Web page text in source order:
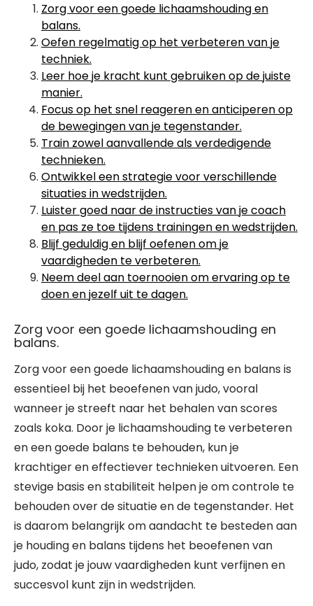
Zorg voor een goede lichaamshouding en
balans.
Oefen regelmatig op het verbeteren van je
techniek.
Leer hoe je kracht kunt gebruiken op de juiste
manier.
Focus op het snel reageren en anticiperen op
de bewegingen van je tegenstander.
Train zowel aanvallende als verdedigende
technieken.
Ontwikkel een strategie voor verschillende
situaties in wedstrijden.
Luister goed naar de instructies van je coach
en pas ze toe tijdens trainingen en wedstrijden.
Blijf geduldig en blijf oefenen om je
vaardigheden te verbeteren.
Neem deel aan toernooien om ervaring op te
doen en jezelf uit te dagen.
Zorg voor een goede lichaamshouding en
balans.
Zorg voor een goede lichaamshouding en balans is
essentieel bij het beoefenen van judo, vooral
wanneer je streeft naar het behalen van scores
zoals koka. Door je lichaamshouding te verbeteren
en een goede balans te behouden, kun je
krachtiger en effectiever technieken uitvoeren. Een
stevige basis en stabiliteit helpen je om controle te
behouden over de situatie en de tegenstander. Het
is daarom belangrijk om aandacht te besteden aan
je houding en balans tijdens het beoefenen van
judo, zodat je jouw vaardigheden kunt verfijnen en
succesvol kunt zijn in wedstrijden.